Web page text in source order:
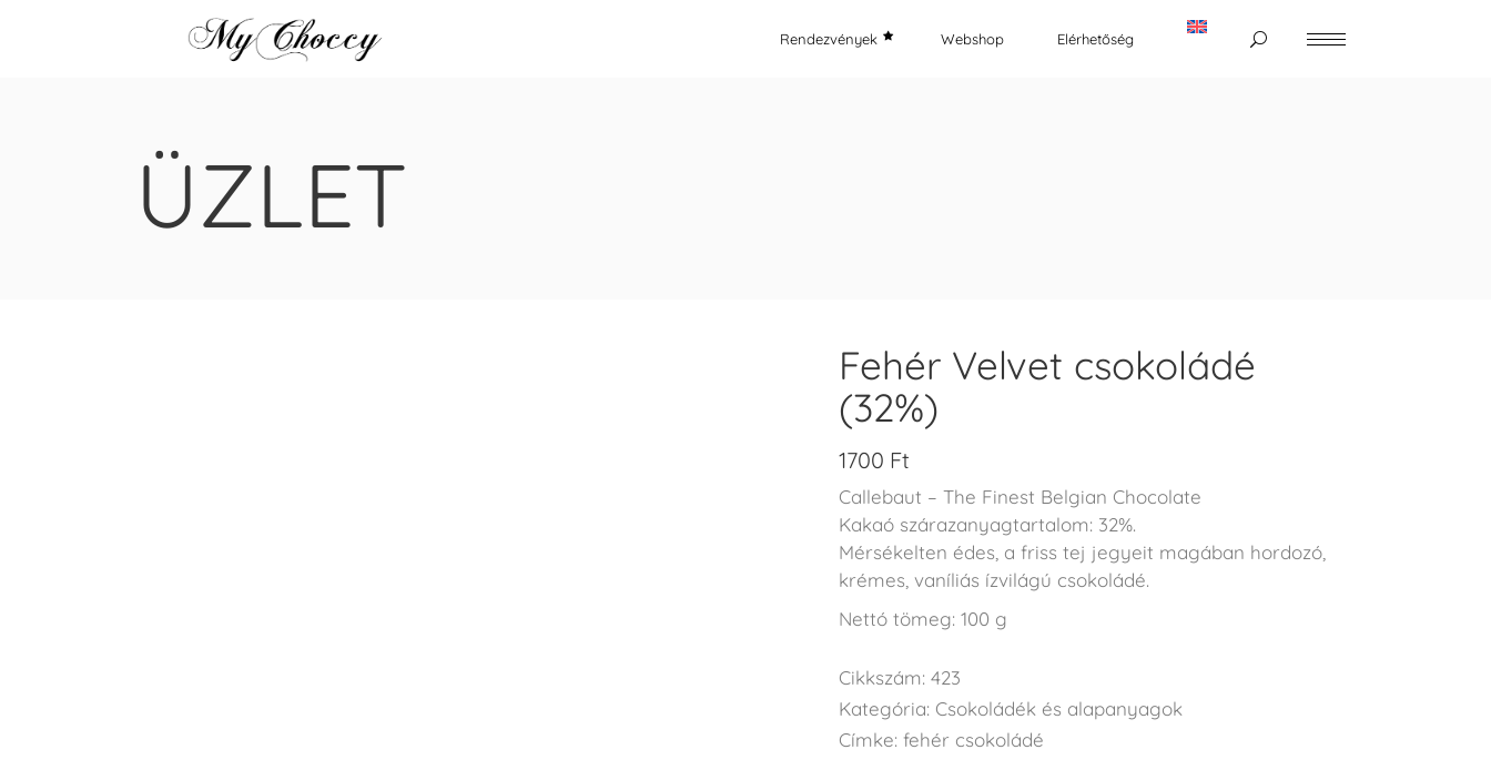
Rendezvények Webshop Elérhetőség
ÜZLET
Fehér Velvet csokoládé
(32%)
1700 Ft
Callebaut – The Finest Belgian Chocolate
Kakaó szárazanyagtartalom: 32%.
Mérsékelten édes, a friss tej jegyeit magában hordozó,
krémes, vaníliás ízvilágú csokoládé.
Nettó tömeg: 100 g
Cikkszám: 423
Kategória: Csokoládék és alapanyagok
Címke: fehér csokoládé